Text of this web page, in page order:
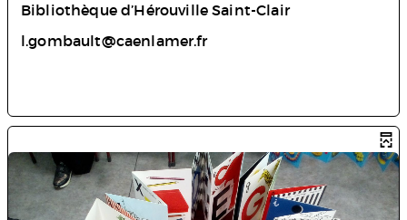
Bibliothèque d’Hérouville Saint-Clair
l.gombault@caenlamer.fr